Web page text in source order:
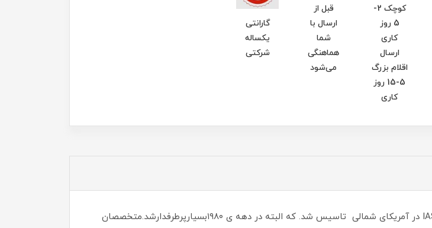
کوچک 2-
5 روز
کاری
ارسال
اقلام بزرگ
5-15 روز
کاری
قبل از
ارسال با
شما
هماهنگی
می‌شود
گارانتی
یکساله
شرکتی
ماساژ گراستون چیست؟ ( IASTM چیست ؟ ) ماساژ گراستون یا ابزار IASTM در آمریکای شمالی تاسیس شد. که البته در دهه ی ۱۹۸۰بسیارپرطرفدارشد.متخصصان